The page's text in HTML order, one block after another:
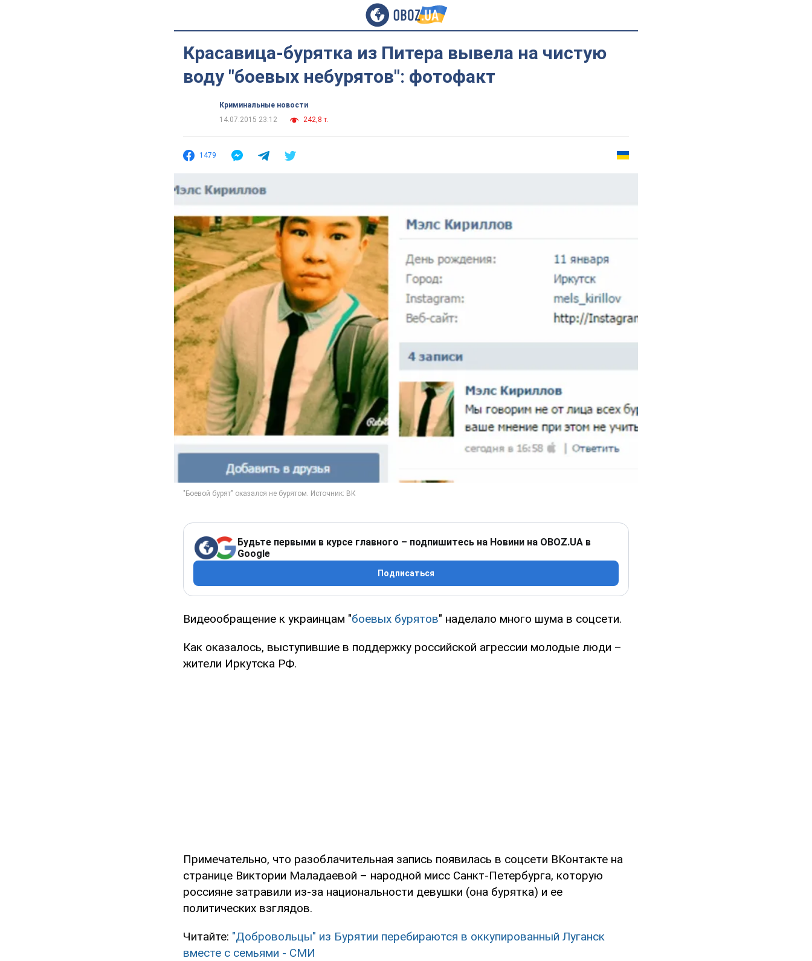
Красавица-бурятка из Питера вывела на чистую
воду "боевых небурятов": фотофакт
Криминальные новости
14.07.2015 23:12
242,8 т.
1479
Будьте первыми в курсе главного – подпишитесь на Новини на OBOZ.UA в
Google
Подписаться
Видеообращение к украинцам "боевых бурятов" наделало много шума в соцсети.
Как оказалось, выступившие в поддержку российской агрессии молодые люди –
жители Иркутска РФ.
Примечательно, что разоблачительная запись появилась в соцсети ВКонтакте на
странице Виктории Маладаевой – народной мисс Санкт-Петербурга, которую
россияне затравили из-за национальности девушки (она бурятка) и ее
политических взглядов.
Читайте: "Добровольцы" из Бурятии перебираются в оккупированный Луганск
вместе с семьями - СМИ